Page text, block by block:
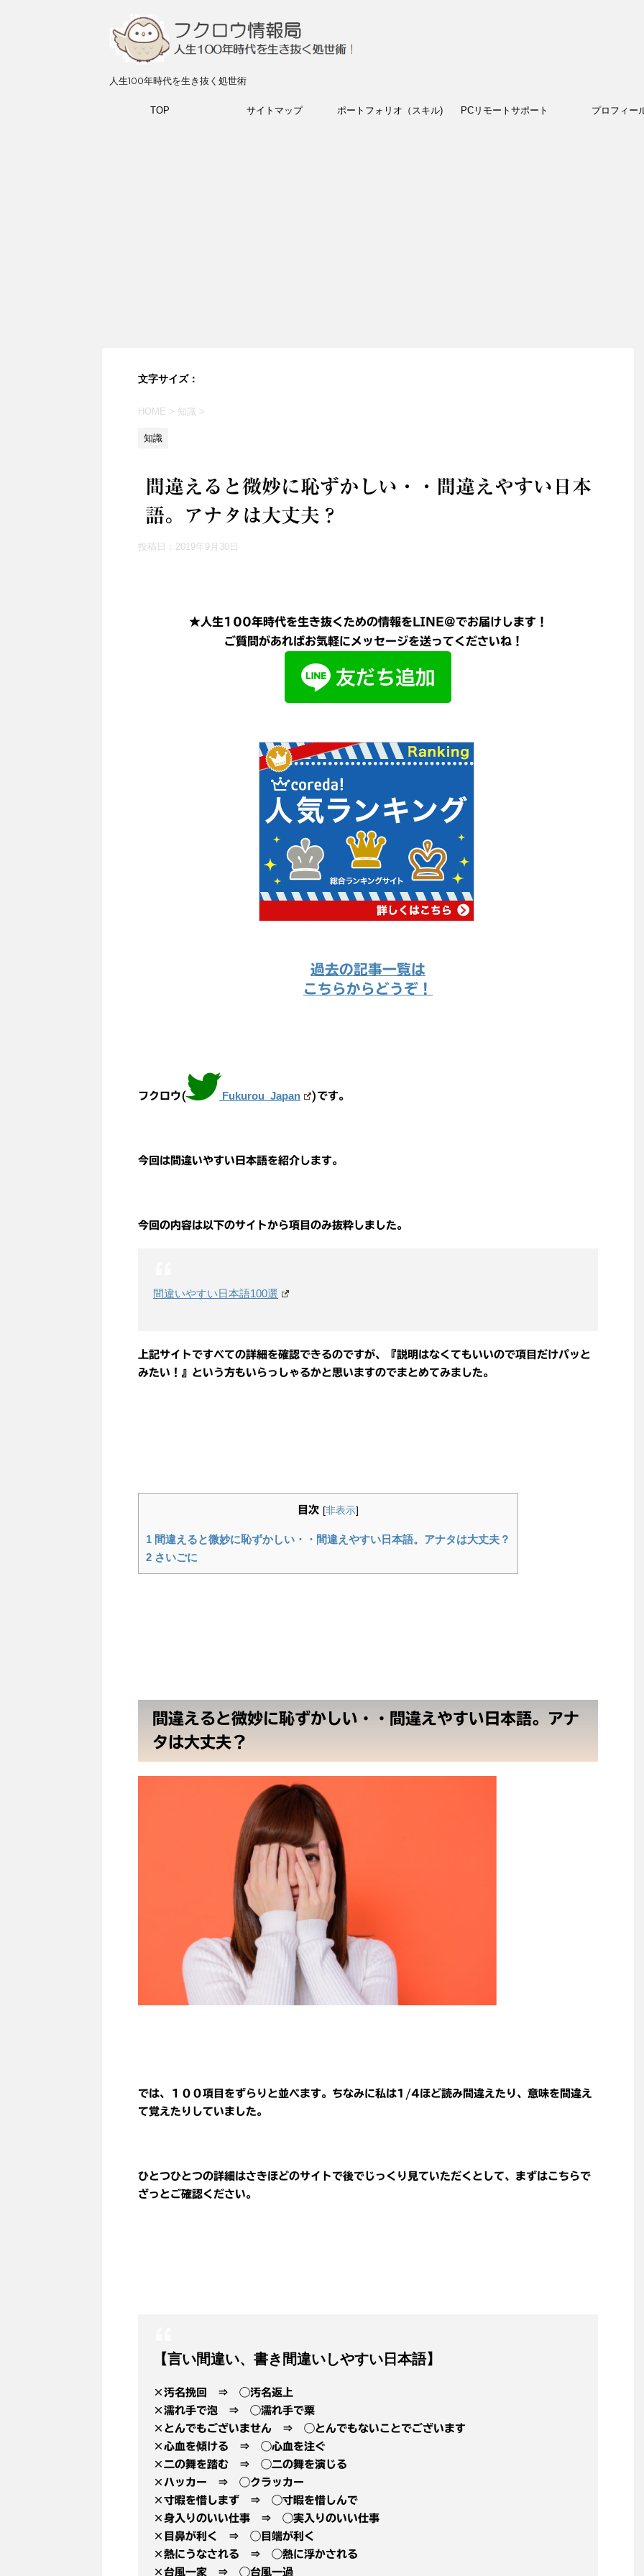
人生100年時代を生き抜く処世術
TOP サイトマップ ポートフォリオ（スキル) PCリモートサポート プロフィー
文字サイズ：
HOME > 知識 >
知識
間違えると微妙に恥ずかしい・・間違えやすい日本
語。アナタは大丈夫？
投稿日： 2019年9月30日
★人生100年時代を生き抜くための情報をLINE@でお届けします！
ご質問があればお気軽にメッセージを送ってくださいね！
過去の記事一覧は
こちらからどうぞ！
フクロウ( Fukurou_Japan )です。
今回は間違いやすい日本語を紹介します。
今回の内容は以下のサイトから項目のみ抜粋しました。
間違いやすい日本語100選
上記サイトですべての詳細を確認できるのですが、『説明はなくてもいいので項目だけパッと
みたい！』という方もいらっしゃるかと思いますのでまとめてみました。
目次 [非表示]
1 間違えると微妙に恥ずかしい・・間違えやすい日本語。アナタは大丈夫？
2 さいごに
間違えると微妙に恥ずかしい・・間違えやすい日本語。アナ
タは大丈夫？
では、１００項目をずらりと並べます。ちなみに私は1/4ほど読み間違えたり、意味を間違え
て覚えたりしていました。
ひとつひとつの詳細はさきほどのサイトで後でじっくり見ていただくとして、まずはこちらで
ざっとご確認ください。
【言い間違い、書き間違いしやすい日本語】
×汚名挽回 ⇒ ◯汚名返上
×濡れ手で泡 ⇒ ◯濡れ手で粟
×とんでもございません ⇒ ◯とんでもないことでございます
×心血を傾ける ⇒ ◯心血を注ぐ
×二の舞を踏む ⇒ ◯二の舞を演じる
×ハッカー ⇒ ◯クラッカー
×寸暇を惜しまず ⇒ ◯寸暇を惜しんで
×身入りのいい仕事 ⇒ ◯実入りのいい仕事
×目鼻が利く ⇒ ◯目端が利く
×熱にうなされる ⇒ ◯熱に浮かされる
×台風一家 ⇒ ◯台風一過